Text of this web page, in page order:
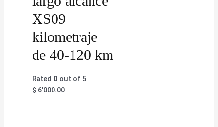
XS09
kilometraje
de 40-120 km
Rated 0 out of 5
$ 6'000.00